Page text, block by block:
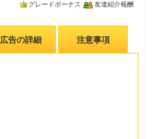
グレードボーナス 友達紹介報酬
広告の詳細 注意事項